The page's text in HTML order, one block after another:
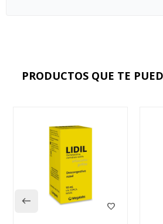
PRODUCTOS QUE TE